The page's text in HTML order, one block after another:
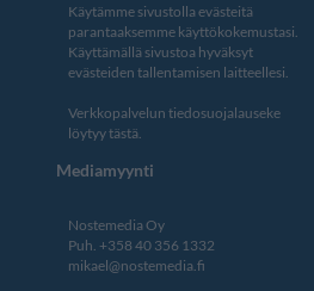
Käytämme sivustolla evästeitä
parantaaksemme käyttökokemustasi.
Käyttämällä sivustoa hyväksyt
evästeiden tallentamisen laitteellesi.
Verkkopalvelun tiedosuojalauseke
löytyy tästä
Mediamyynti
Nostemedia Oy
Puh. +358 40 356 1332
mikael@nostemedia.fi